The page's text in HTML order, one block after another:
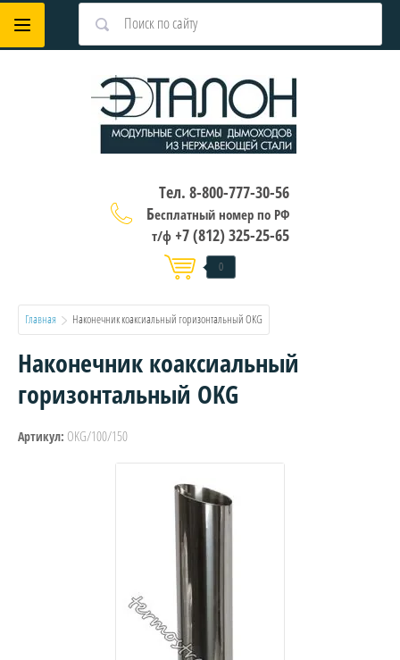
Тел. 8-800-777-30-56
Бесплатный номер по РФ
т/ф +7 (812) 325-25-65
0
Главная
  Наконечник коаксиальный горизонтальный OKG
Наконечник коаксиальный
горизонтальный OKG
Артикул: OKG/100/150